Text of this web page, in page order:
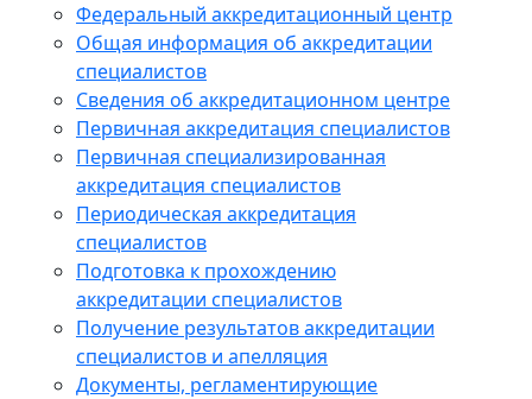
Федеральный аккредитационный центр
Общая информация об аккредитации
специалистов
Сведения об аккредитационном центре
Первичная аккредитация специалистов
Первичная специализированная
аккредитация специалистов
Периодическая аккредитация
специалистов
Подготовка к прохождению
аккредитации специалистов
Получение результатов аккредитации
специалистов и апелляция
Документы, регламентирующие